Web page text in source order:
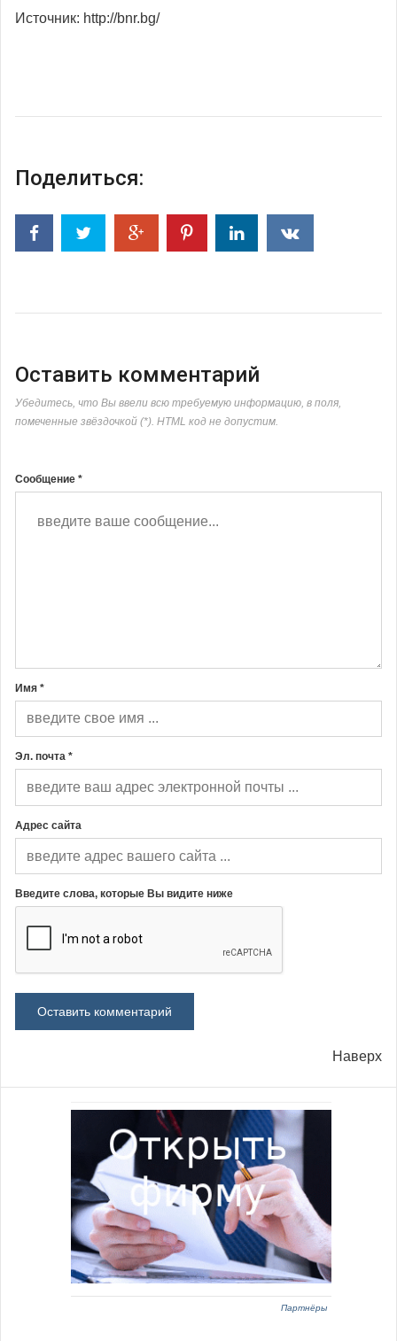
Источник: http://bnr.bg/
Поделиться:
Оставить комментарий
Убедитесь, что Вы ввели всю требуемую информацию, в поля,
помеченные звёздочкой (*). HTML код не допустим.
Сообщение *
Имя *
Эл. почта *
Адрес сайта
Введите слова, которые Вы видите ниже
Наверх
Партнёры